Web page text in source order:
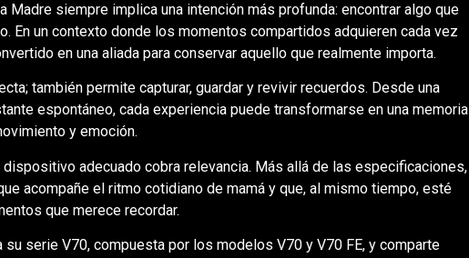
Madre siempre implica una intención más profunda: encontrar algo que
En un contexto donde los momentos compartidos adquieren cada vez
en una aliada para conservar aquello que realmente importa.
también permite capturar, guardar y revivir recuerdos. Desde una
espontáneo, cada experiencia puede transformarse en una memoria
y emoción.
adecuado cobra relevancia. Más allá de las especificaciones,
acompañe el ritmo cotidiano de mamá y que, al mismo tiempo, esté
que merece recordar.
su serie V70, compuesta por los modelos V70 y V70 FE, y comparte